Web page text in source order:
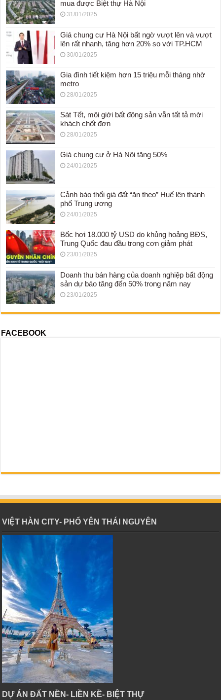
mua được Biệt thự Hà Nội
31/01/2025
Giá chung cư Hà Nội bất ngờ vượt lên và vượt
lên rất nhanh, tăng hơn 20% so với TP.HCM
30/01/2025
Gia đình tiết kiệm hơn 15 triệu mỗi tháng nhờ
metro
28/01/2025
Sát Tết, môi giới bất động sản vẫn tất tả mời
khách chốt đơn
28/01/2025
Giá chung cư ở Hà Nội tăng 50%
24/01/2025
Cảnh báo thổi giá đất “ăn theo” Huế lên thành
phố Trung ương
24/01/2025
Bốc hơi 18.000 tỷ USD do khủng hoảng BĐS,
Trung Quốc đau đầu trong cơn giảm phát
23/01/2025
Doanh thu bán hàng của doanh nghiệp bất động
sản dự báo tăng đến 50% trong năm nay
23/01/2025
FACEBOOK
VIỆT HÀN CITY- PHỔ YÊN THÁI NGUYÊN
DỰ ÁN ĐẤT NỀN- LIỀN KỀ- BIỆT THỰ